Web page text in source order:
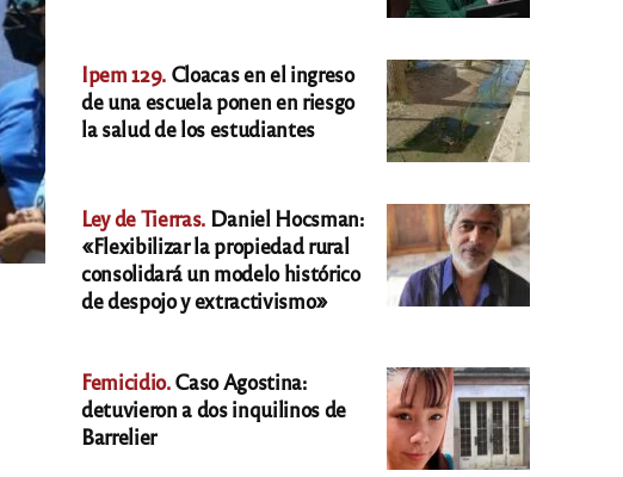
Ipem 129. Cloacas en el ingreso
de una escuela ponen en riesgo
la salud de los estudiantes
Ley de Tierras. Daniel Hocsman:
«Flexibilizar la propiedad rural
consolidará un modelo histórico
de despojo y extractivismo»
Femicidio.Caso Agostina:
detuvieron a dos inquilinos de
Barrelier